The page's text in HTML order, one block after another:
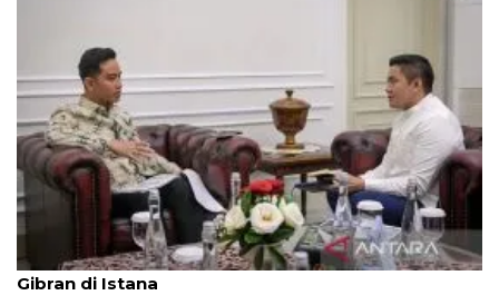
Seskab Teddy silaturahmi Idul Fitri ke Wapres
Gibran di Istana